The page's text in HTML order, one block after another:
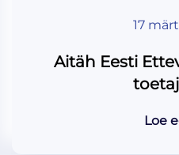
17
Aitäh Eesti
Loe